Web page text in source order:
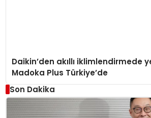
Daikin’den akıllı iklimlendirmede
Madoka Plus Türkiye’de
Son Dakika